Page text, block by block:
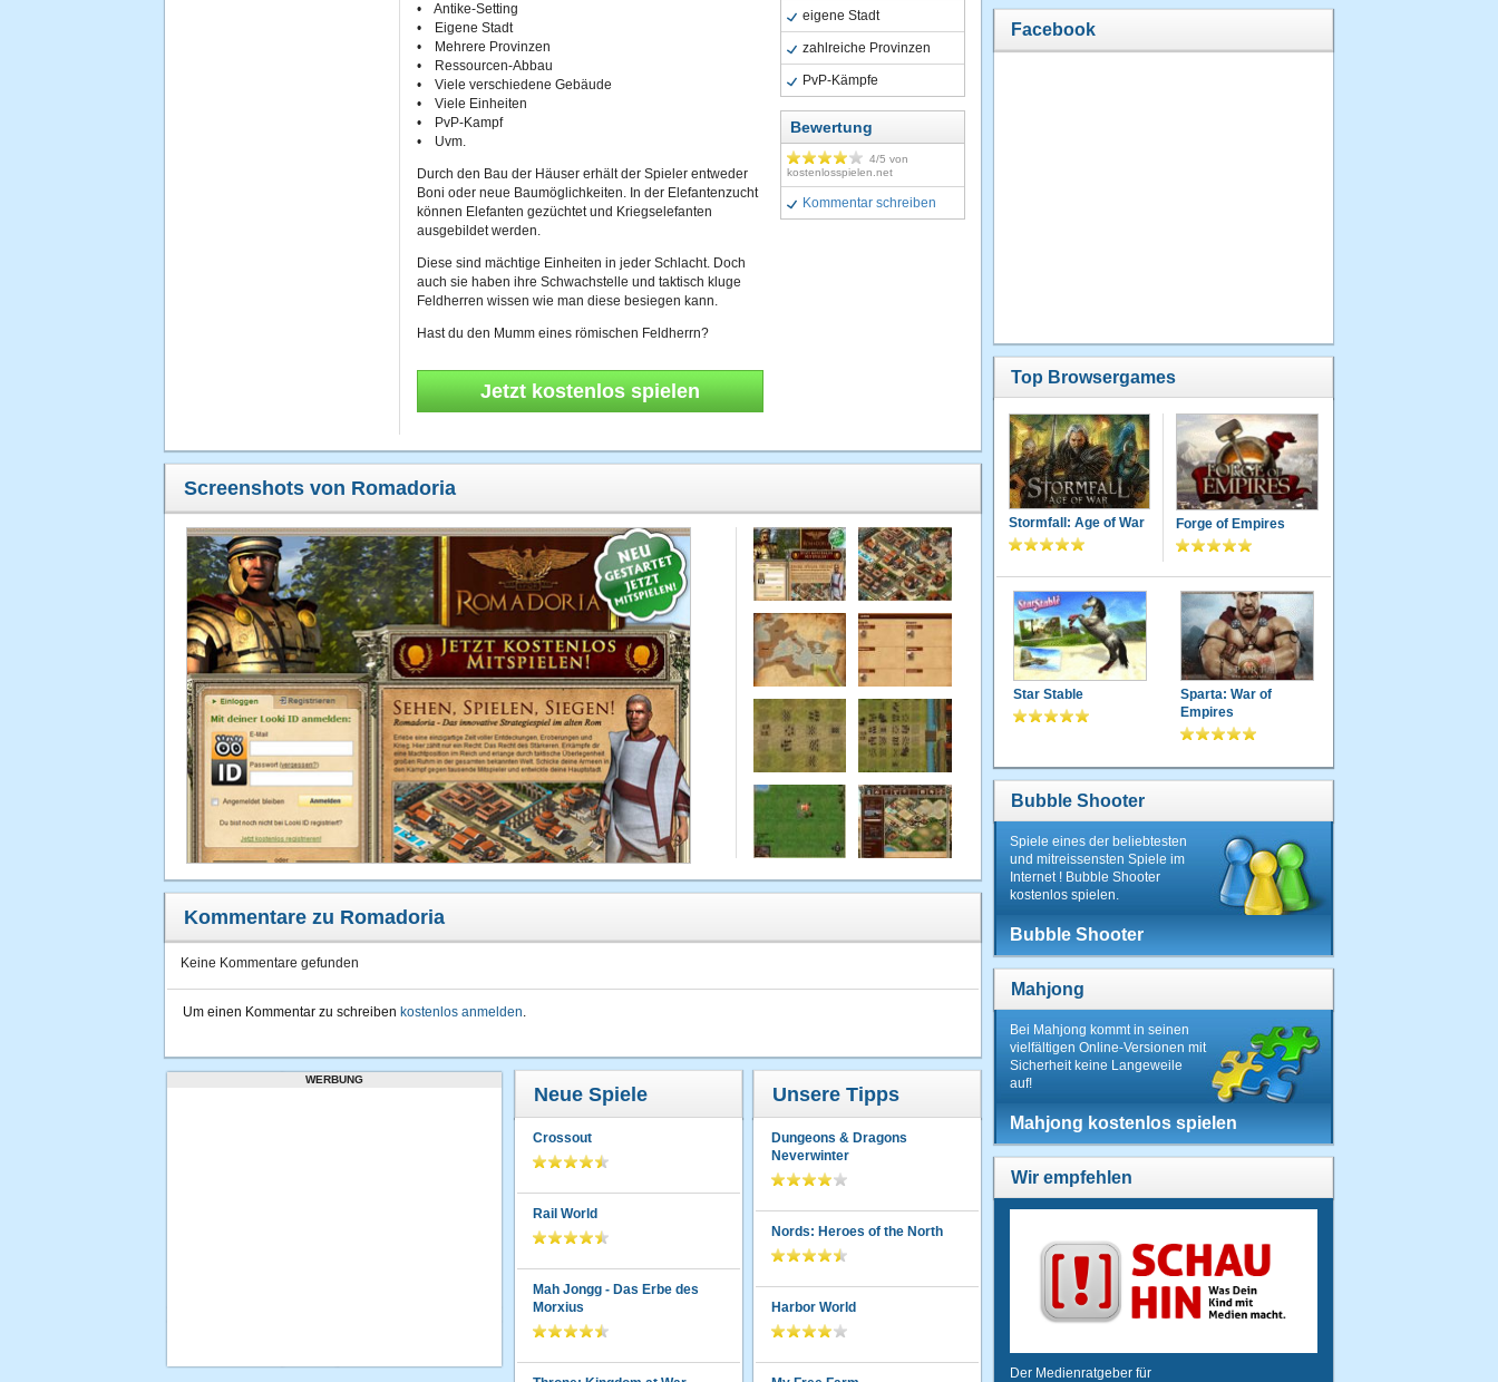
• Antike-Setting
• Eigene Stadt
• Mehrere Provinzen
• Ressourcen-Abbau
• Viele verschiedene Gebäude
• Viele Einheiten
• PvP-Kampf
• Uvm.
Durch den Bau der Häuser erhält der Spieler entweder
Boni oder neue Baumöglichkeiten. In der Elefantenzucht
können Elefanten gezüchtet und Kriegselefanten
ausgebildet werden.
Diese sind mächtige Einheiten in jeder Schlacht. Doch
auch sie haben ihre Schwachstelle und taktisch kluge
Feldherren wissen wie man diese besiegen kann.
Hast du den Mumm eines römischen Feldherrn?
Jetzt kostenlos spielen
eigene Stadt
zahlreiche Provinzen
PvP-Kämpfe
Bewertung
4/5 von
kostenlosspielen.net
Kommentar schreiben
Screenshots von Romadoria
Kommentare zu Romadoria
Keine Kommentare gefunden
Um einen Kommentar zu schreiben kostenlos anmelden.
WERBUNG
Neue Spiele
Crossout
Rail World
Mah Jongg - Das Erbe des
Morxius
Unsere Tipps
Dungeons & Dragons
Neverwinter
Nords: Heroes of the North
Harbor World
Facebook
Top Browsergames
Stormfall: Age of War Forge of Empires
Star Stable
Sparta: War of
Empires
Bubble Shooter
Spiele eines der beliebtesten
und mitreissensten Spiele im
Internet ! Bubble Shooter
kostenlos spielen.
Bubble Shooter
Mahjong
Bei Mahjong kommt in seinen
vielfältigen Online-Versionen mit
Sicherheit keine Langeweile
auf!
Mahjong kostenlos spielen
Wir empfehlen
Der Medienratgeber für